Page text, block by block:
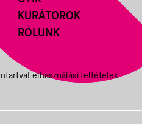
KURÁTOROK
RÓLUNK
Felhasználási feltételek